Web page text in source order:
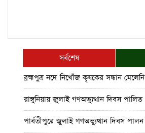
সর্বশেষ
ব্রহ্মপুত্র নদে নিখোঁজ কৃষকের সন্ধান মেলেনি
রাঙ্গুনিয়ায় জুলাই গণঅভ্যুত্থান দিবস পালিত
পার্বতীপুরে জুলাই গণঅভ্যুত্থান দিবস পালন